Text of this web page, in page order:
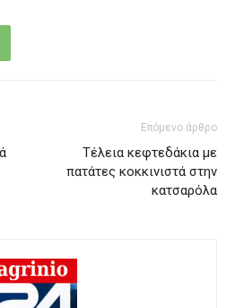
Επόμενο άρθρο
Τέλεια κεφτεδάκια με
πατάτες κοκκινιστά στην
κατσαρόλα